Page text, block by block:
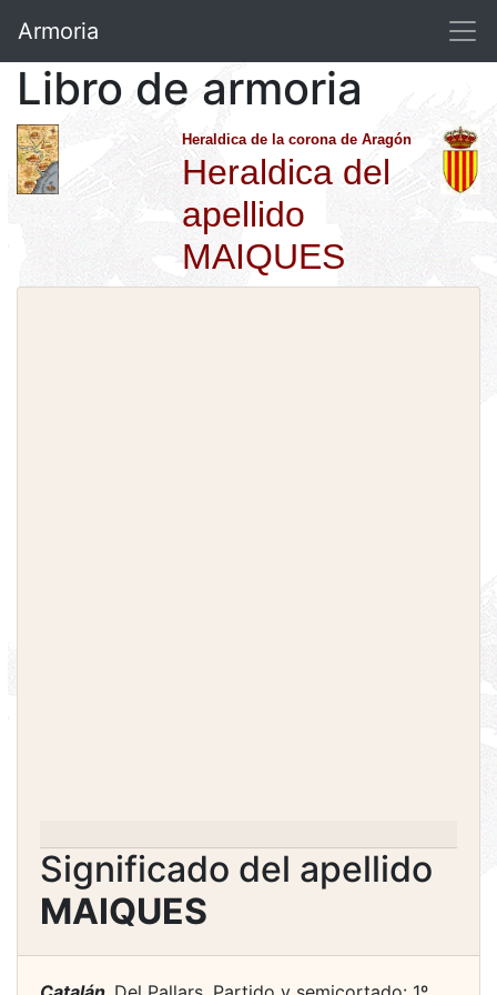
Armoria
Libro de armoria
Heraldica de la corona de Aragón
Heraldica del
apellido
MAIQUES
Significado del apellido
MAIQUES